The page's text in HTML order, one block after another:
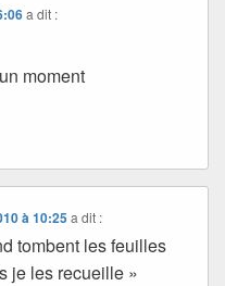
a dit :
moment
à 10:25 a dit :
tombent les feuilles
je les recueille »